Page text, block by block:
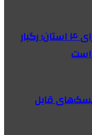
هشدار نارنجی هواشناسی برای ۴ استان؛ رگبار
است
قابل